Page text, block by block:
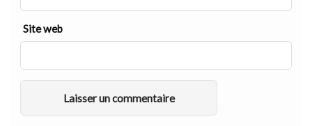
Site web